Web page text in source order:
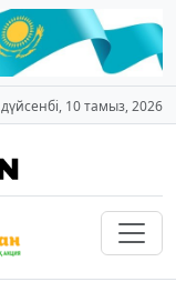
дүйсенбі, 10 тамыз, 2026